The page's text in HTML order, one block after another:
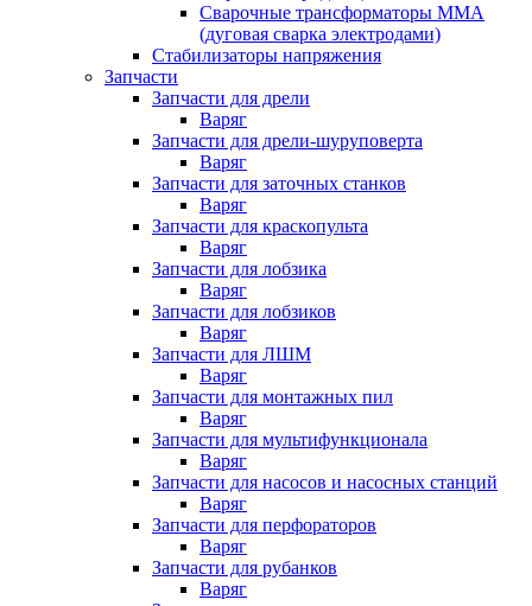
Сварочные трансформаторы ММА
(дуговая сварка электродами)
Стабилизаторы напряжения
Запчасти
Запчасти для дрели
Варяг
Запчасти для дрели-шуруповерта
Варяг
Запчасти для заточных станков
Варяг
Запчасти для краскопульта
Варяг
Запчасти для лобзика
Варяг
Запчасти для лобзиков
Варяг
Запчасти для ЛШМ
Варяг
Запчасти для монтажных пил
Варяг
Запчасти для мультифункционала
Варяг
Запчасти для насосов и насосных станций
Варяг
Запчасти для перфораторов
Варяг
Запчасти для рубанков
Варяг